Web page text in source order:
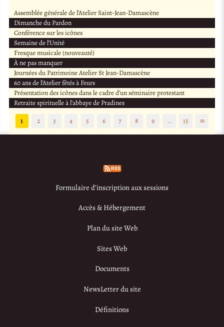
Assemblée générale de l’Atelier Saint-Jean-Damascène
Dimanche du Pardon
Conférence sur les icônes
Semaine de l’Unité
Fresque musicale (nouveauté)
À ne pas manquer
Journées du Patrimoine Atelier St Jean-Damascène
60 ans de l’Atelier fêtés à Feurs
Présentation des icônes dans le cadre d’un séminaire protestant
Retraite spirituelle à l’abbaye de Pradines
1
2 3 4 5 6 7 8 9 … 15 ∞
Formulaire d’inscription aux sessions
Accès & Hébergement
Plan du site Web
Sites Web
Documents
NewsLetter du site
Définitions